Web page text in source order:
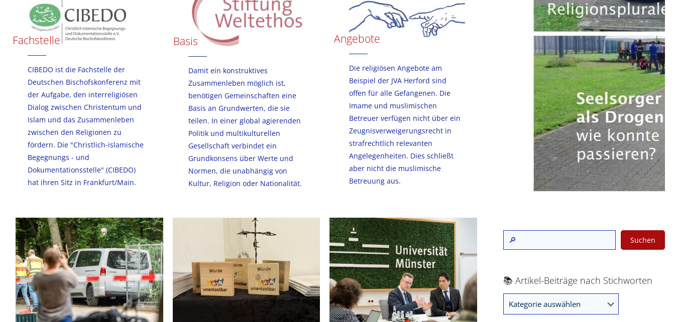
Fachstelle
CIBEDO ist die Fachstelle der
Deutschen Bischofskonferenz mit
der Aufgabe, den interreligiösen
Dialog zwischen Christentum und
Islam und das Zusammenleben
zwischen den Religionen zu
fördern. Die "Christlich-islamische
Begegnungs - und
Dokumentationsstelle" (CIBEDO)
hat ihren Sitz in Frankfurt/Main.
Basis
Damit ein konstruktives
Zusammenleben möglich ist,
benötigen Gemeinschaften eine
Basis an Grundwerten, die sie
teilen. In einer global agierenden
Politik und multikulturellen
Gesellschaft verbindet ein
Grundkonsens über Werte und
Normen, die unabhängig von
Kultur, Religion oder Nationalität.
Angebote
Die religiösen Angebote am
Beispiel der JVA Herford sind
offen für alle Gefangenen. Die
Imame und muslimischen
Betreuer verfügen nicht über ein
Zeugnisverweigerungsrecht in
strafrechtlich relevanten
Angelegenheiten. Dies schließt
aber nicht die muslimische
Betreuung aus.
Suchen
📚 Artikel-Beiträge nach Stichworten